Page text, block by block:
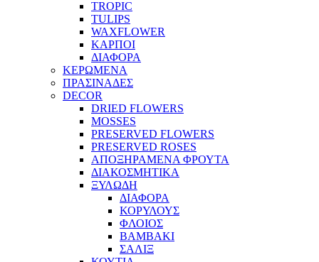
TROPIC
TULIPS
WAXFLOWER
ΚΑΡΠΟΙ
ΔΙΑΦΟΡΑ
ΚΕΡΩΜΕΝΑ
ΠΡΑΣΙΝΑΔΕΣ
DECOR
DRIED FLOWERS
MOSSES
PRESERVED FLOWERS
PRESERVED ROSES
ΑΠΟΞΗΡΑΜΕΝΑ ΦΡΟΥΤΑ
ΔΙΑΚΟΣΜΗΤΙΚΑ
ΞΥΛΩΔΗ
ΔΙΑΦΟΡΑ
ΚΟΡΥΛΟΥΣ
ΦΛΟΙΟΣ
ΒΑΜΒΑΚΙ
ΣΑΛΙΞ